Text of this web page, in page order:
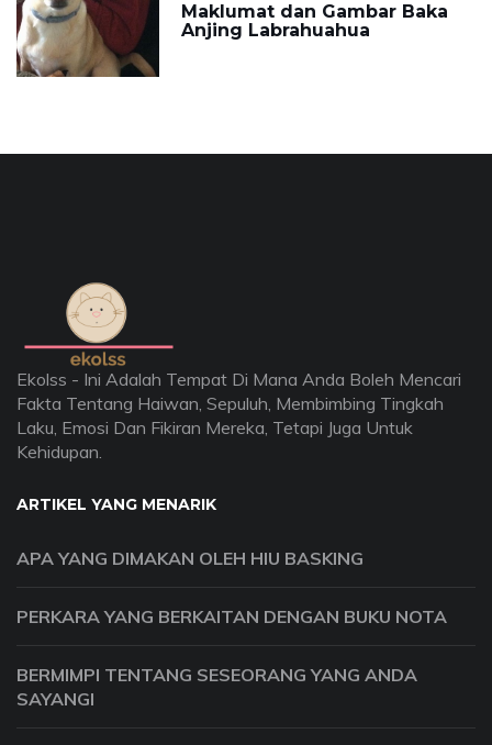
Maklumat dan Gambar Baka
Anjing Labrahuahua
Ekolss - Ini Adalah Tempat Di Mana Anda Boleh Mencari
Fakta Tentang Haiwan, Sepuluh, Membimbing Tingkah
Laku, Emosi Dan Fikiran Mereka, Tetapi Juga Untuk
Kehidupan.
ARTIKEL YANG MENARIK
APA YANG DIMAKAN OLEH HIU BASKING
PERKARA YANG BERKAITAN DENGAN BUKU NOTA
BERMIMPI TENTANG SESEORANG YANG ANDA
SAYANGI